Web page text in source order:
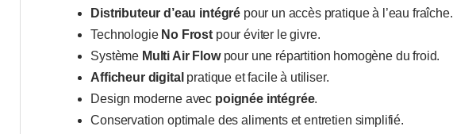
Distributeur d’eau intégré pour un accès pratique à l’eau fraîche.
Technologie No Frost pour éviter le givre.
Système Multi Air Flowpour une répartition homogène du froid.
Afficheur digital pratique et facile à utiliser.
Design moderne avec poignée intégrée.
Conservation optimale des aliments et entretien simplifié.